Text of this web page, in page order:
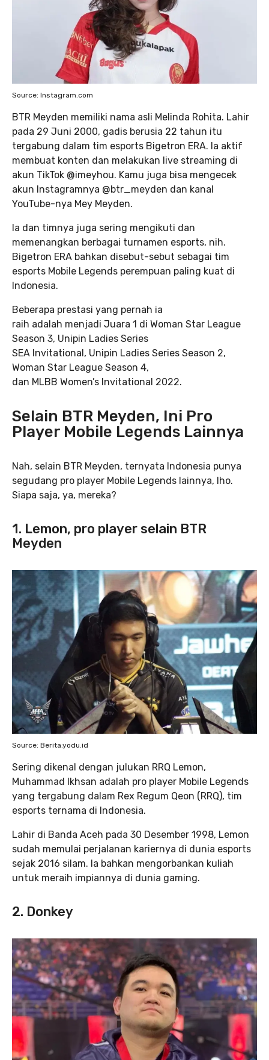
Source: Instagram.com
BTR Meyden memiliki nama asli Melinda Rohita. Lahir
pada 29 Juni 2000, gadis berusia 22 tahun itu
tergabung dalam tim esports Bigetron ERA. Ia aktif
membuat konten dan melakukan live streaming di
akun TikTok @imeyhou. Kamu juga bisa mengecek
akun Instagramnya @btr_meyden dan kanal
YouTube-nya Mey Meyden.
Ia dan timnya juga sering mengikuti dan
memenangkan berbagai turnamen esports, nih.
Bigetron ERA bahkan disebut-sebut sebagai tim
esports Mobile Legends perempuan paling kuat di
Indonesia.
Beberapa prestasi yang pernah ia
raih adalah menjadi Juara 1 di Woman Star League
Season 3, Unipin Ladies Series
SEA Invitational, Unipin Ladies Series Season 2,
Woman Star League Season 4,
dan MLBB Women’s Invitational 2022.
Selain BTR Meyden, Ini Pro
Player Mobile Legends Lainnya
Nah, selain BTR Meyden, ternyata Indonesia punya
segudang pro player Mobile Legends lainnya, lho.
Siapa saja, ya, mereka?
1. Lemon, pro player selain BTR
Meyden
Source: Berita.yodu.id
Sering dikenal dengan julukan RRQ Lemon,
Muhammad Ikhsan adalah pro player Mobile Legends
yang tergabung dalam Rex Regum Qeon (RRQ), tim
esports ternama di Indonesia.
Lahir di Banda Aceh pada 30 Desember 1998, Lemon
sudah memulai perjalanan kariernya di dunia esports
sejak 2016 silam. Ia bahkan mengorbankan kuliah
untuk meraih impiannya di dunia gaming.
2. Donkey